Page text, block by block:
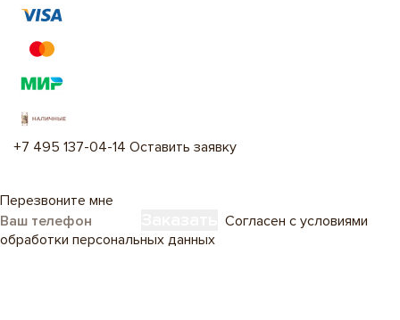
+7 495 137-04-14 Оставить заявку
Перезвоните мне
Согласен с условиями
обработки персональных данных